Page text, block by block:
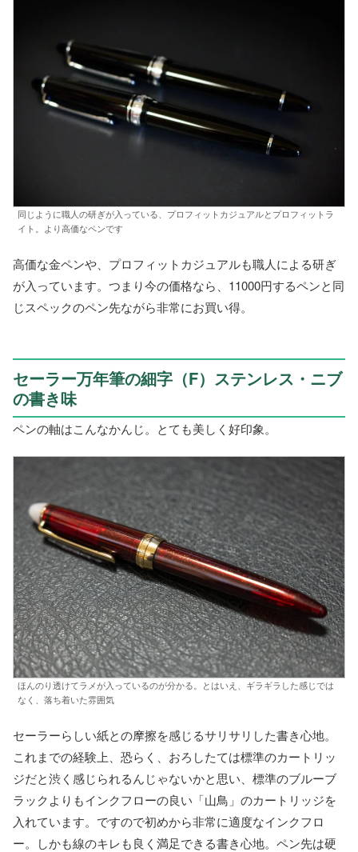
同じように職人の研ぎが入っている、プロフィットカジュアルとプロフィットラ
イト。より高価なペンです
高価な金ペンや、プロフィットカジュアルも職人による研ぎ
が入っています。つまり今の価格なら、11000円するペンと同
じスペックのペン先ながら非常にお買い得。
セーラー万年筆の細字（F）ステンレス・ニブ
の書き味
ペンの軸はこんなかんじ。とても美しく好印象。
ほんのり透けてラメが入っているのが分かる。とはいえ、ギラギラした感じでは
なく、落ち着いた雰囲気
セーラーらしい紙との摩擦を感じるサリサリした書き心地。
これまでの経験上、恐らく、おろしたては標準のカートリッ
ジだと渋く感じられるんじゃないかと思い、標準のブルーブ
ラックよりもインクフローの良い「山鳥」のカートリッジを
入れています。ですので初めから非常に適度なインクフロ
ー。しかも線のキレも良く満足できる書き心地。ペン先は硬